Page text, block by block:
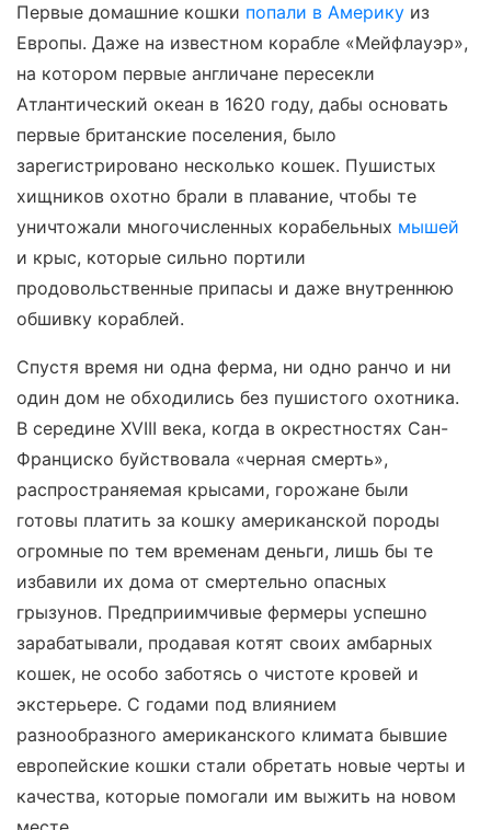
Первые домашние кошки попали в Америку из
Европы. Даже на известном корабле «Мейфлауэр»,
на котором первые англичане пересекли
Атлантический океан в 1620 году, дабы основать
первые британские поселения, было
зарегистрировано несколько кошек. Пушистых
хищников охотно брали в плавание, чтобы те
уничтожали многочисленных корабельных мышей
и крыс, которые сильно портили
продовольственные припасы и даже внутреннюю
обшивку кораблей.
Спустя время ни одна ферма, ни одно ранчо и ни
один дом не обходились без пушистого охотника.
В середине XVIII века, когда в окрестностях Сан-
Франциско буйствовала «черная смерть»,
распространяемая крысами, горожане были
готовы платить за кошку американской породы
огромные по тем временам деньги, лишь бы те
избавили их дома от смертельно опасных
грызунов. Предприимчивые фермеры успешно
зарабатывали, продавая котят своих амбарных
кошек, не особо заботясь о чистоте кровей и
экстерьере. С годами под влиянием
разнообразного американского климата бывшие
европейские кошки стали обретать новые черты и
качества, которые помогали им выжить на новом